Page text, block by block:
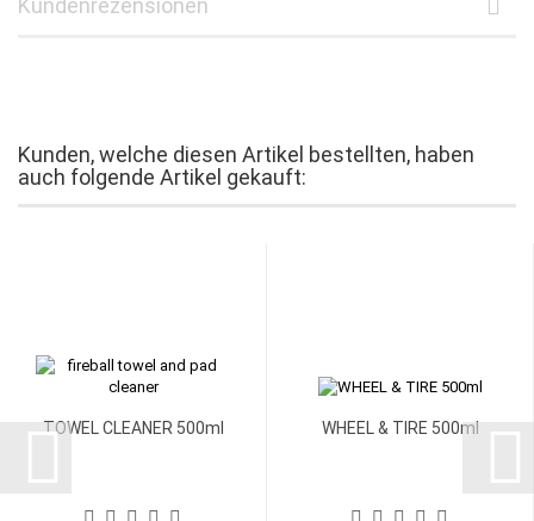
Kundenrezensionen
Kunden, welche diesen Artikel bestellten, haben
auch folgende Artikel gekauft:
TOWEL CLEANER 500ml WHEEL & TIRE 500ml